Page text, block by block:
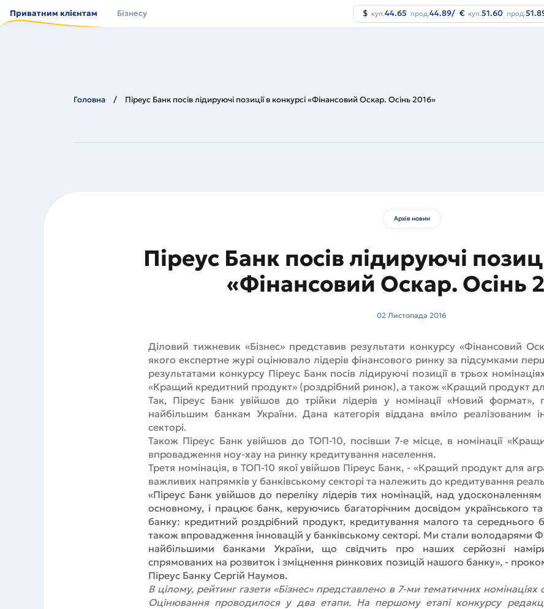
основного
Приватним клієнтам Бізнесу $ куп.44.65 прод.44.89/ € куп.51.60 прод.
Головна Піреус Банк посів лідируючі позиції в конкурсі «Фінансовий Оскар. Осінь 2016»
Архів новин
Піреус Банк посів лідируючі
«Фінансовий Оскар. Осінь
02 Листопада 2016
Діловий тижневик «Бізнес» представив результати конкурсу «Фінансовий
якого експертне журі оцінювало лідерів фінансового ринку за підсумками
результатами конкурсу Піреус Банк посів лідируючі позиції в трьох
«Кращий кредитний продукт» (роздрібний ринок), а також «Кращий продукт
Так, Піреус Банк увійшов до трійки лідерів у номінації «Новий
найбільшим банкам України. Дана категорія віддана вміло реалізованим
секторі.
Також Піреус Банк увійшов до ТОП-10, посівши 7-е місце, в номінації
впровадження ноу-хау на ринку кредитування населення.
Третя номінація, в ТОП-10 якої увійшов Піреус Банк, - «Кращий продукт для
важливих напрямків у банківському секторі та належить до кредитування
«Піреус Банк увійшов до переліку лідерів тих номінацій, над
основному, і працює банк, керуючись багаторічним досвідом українського
банку: кредитний роздрібний продукт, кредитування малого та середнього
також впровадження інновацій у банківському секторі. Ми стали володарями
найбільшими банками України, що свідчить про наших серйозні
спрямованих на розвиток і зміцнення ринкових позицій нашого банку», -
Піреус Банку Сергій Наумов.
В цілому, рейтинг газети «Бізнес» представлено в 7-ми тематичних номінаціях
Оцінювання проводилося у два етапи. На першому етапі конкурсу